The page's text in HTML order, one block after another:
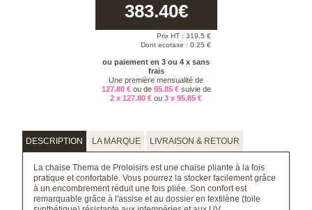
383.40€
Prix HT : 319.5 €
Dont ecotaxe : 0.25 €
ou paiement en 3 ou 4 x sans
frais
Une première mensualité de
127.80 €ou de 95.85 €suivie de
2 x 127.80 € ou 3 x 95.85 €
DESCRIPTION LA MARQUE LIVRAISON & RETOUR
La chaise Thema de Proloisirs est une chaise pliante à la fois
pratique et confortable. Vous pourrez la stocker facilement grâce
à un encombrement réduit une fois pliée. Son confort est
remarquable grâce à l'assise et au dossier en textilène (toile